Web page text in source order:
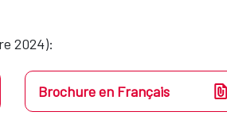
2024):
Brochure en Français